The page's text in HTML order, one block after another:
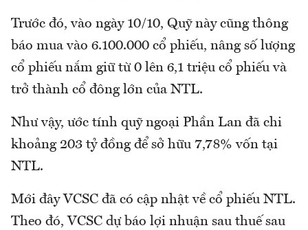
Trước đó, vào ngày 10/10, Quỹ này cũng thông
báo mua vào 6.100.000 cổ phiếu, nâng số lượng
cổ phiếu nắm giữ từ 0 lên 6,1 triệu cổ phiếu và
trở thành cổ đông lớn của NTL.
Như vậy, ước tính quỹ ngoại Phần Lan đã chi
khoảng 203 tỷ đồng để sở hữu 7,78% vốn tại
NTL.
Mới đây VCSC đã có cập nhật về cổ phiếu NTL.
Theo đó, VCSC dự báo lợi nhuận sau thuế sau